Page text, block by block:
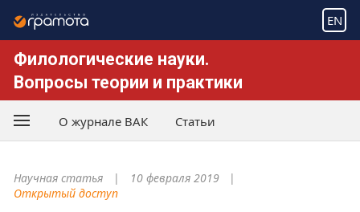
EN
Филологические науки.
Вопросы теории и практики
О журнале ВАК Статьи
Научная статья
10 февраля 2019
Открытый доступ